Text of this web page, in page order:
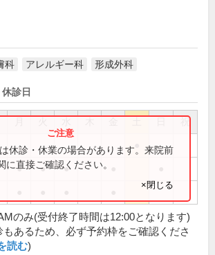
科 アレルギー科 形成外科
診日
祝
● ● ●
休診・休業の場合があります。来院前
に直接ご確認ください。
×閉じる
のみ(受付終了時間は12:00となります)
あるため、必ず予約枠をご確認くださ
読む)